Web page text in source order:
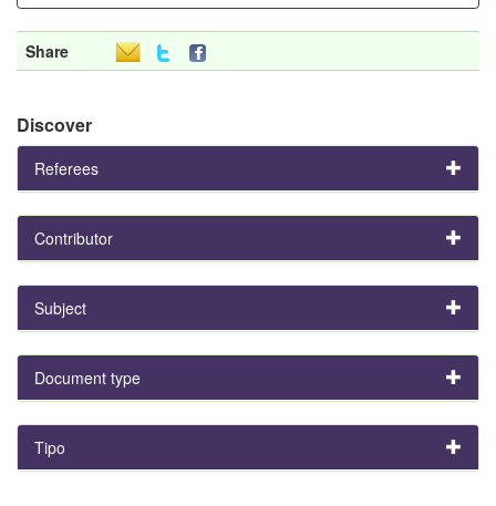
Share
Discover
Referees
Contributor
Subject
Document type
Tipo